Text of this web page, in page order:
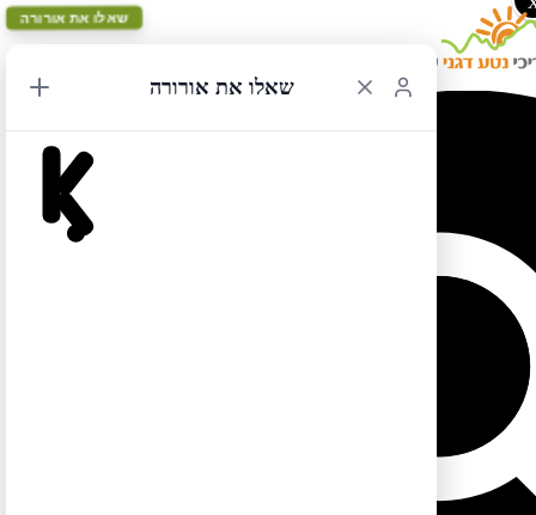
ספר פלורידה – מפת המסלול התכלת יום 2
שאלו את אורורה
שאלו את אורורה